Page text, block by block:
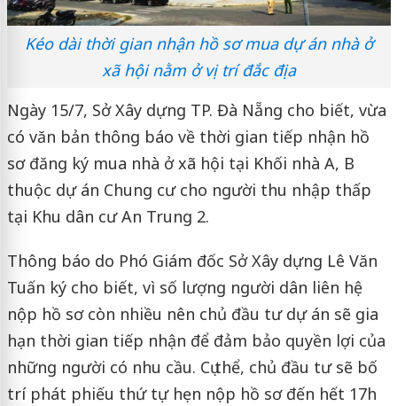
Kéo dài thời gian nhận hồ sơ mua dự án nhà ở
xã hội nằm ở vị trí đắc địa
Ngày 15/7, Sở Xây dựng TP. Đà Nẵng cho biết, vừa
có văn bản thông báo về thời gian tiếp nhận hồ
sơ đăng ký mua nhà ở xã hội tại Khối nhà A, B
thuộc dự án Chung cư cho người thu nhập thấp
tại Khu dân cư An Trung 2.
Thông báo do Phó Giám đốc Sở Xây dựng Lê Văn
Tuấn ký cho biết, vì số lượng người dân liên hệ
nộp hồ sơ còn nhiều nên chủ đầu tư dự án sẽ gia
hạn thời gian tiếp nhận để đảm bảo quyền lợi của
những người có nhu cầu. Cụ thể, chủ đầu tư sẽ bố
trí phát phiếu thứ tự hẹn nộp hồ sơ đến hết 17h